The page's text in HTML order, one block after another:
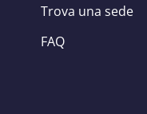
Trova una sede
FAQ